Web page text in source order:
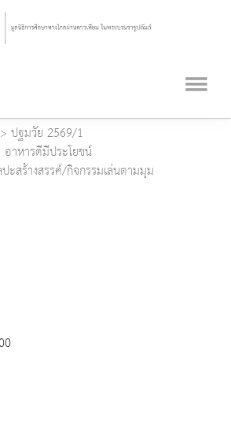
ปฐมวัย 2569/1
าหารดีมีประโยชน์
ะสร้างสรรค์/กิจกรรมเล่นตามมุม